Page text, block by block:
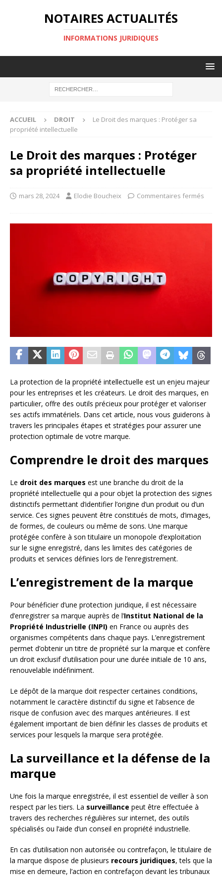
NOTAIRES ACTUALITÉS
INFORMATIONS JURIDIQUES
ACCUEIL DROIT
Le Droit des marques : Protéger sa
propriété intellectuelle
Le Droit des marques : Protéger
sa propriété intellectuelle
mars 28, 2024 Elodie Boucheix Commentaires fermés
La protection de la propriété intellectuelle est un enjeu majeur
pour les entreprises et les créateurs. Le droit des marques, en
particulier, offre des outils précieux pour protéger et valoriser
ses actifs immatériels. Dans cet article, nous vous guiderons à
travers les principales étapes et stratégies pour assurer une
protection optimale de votre marque.
Comprendre le droit des marques
Le droit des marques est une branche du droit de la
propriété intellectuelle qui a pour objet la protection des signes
distinctifs permettant d’identifier l’origine d’un produit ou d’un
service. Ces signes peuvent être constitués de mots, d’images,
de formes, de couleurs ou même de sons. Une marque
protégée confère à son titulaire un monopole d’exploitation
sur le signe enregistré, dans les limites des catégories de
produits et services définies lors de l’enregistrement.
L’enregistrement de la marque
Pour bénéficier d’une protection juridique, il est nécessaire
d’enregistrer sa marque auprès de l’Institut National de la
Propriété Industrielle (INPI) en France ou auprès des
organismes compétents dans chaque pays. L’enregistrement
permet d’obtenir un titre de propriété sur la marque et confère
un droit exclusif d’utilisation pour une durée initiale de 10 ans,
renouvelable indéfiniment.
Le dépôt de la marque doit respecter certaines conditions,
notamment le caractère distinctif du signe et l’absence de
risque de confusion avec des marques antérieures. Il est
également important de bien définir les classes de produits et
services pour lesquels la marque sera protégée.
La surveillance et la défense de la
marque
Une fois la marque enregistrée, il est essentiel de veiller à son
respect par les tiers. La surveillance peut être effectuée à
travers des recherches régulières sur internet, des outils
spécialisés ou l’aide d’un conseil en propriété industrielle.
En cas d’utilisation non autorisée ou contrefaçon, le titulaire de
la marque dispose de plusieurs recours juridiques, tels que la
mise en demeure, l’action en contrefaçon devant les tribunaux